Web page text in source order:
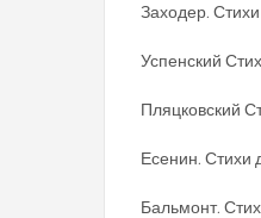
Заходер.
Успенский
Пляцковский
Есенин. Стихи
Бальмонт.